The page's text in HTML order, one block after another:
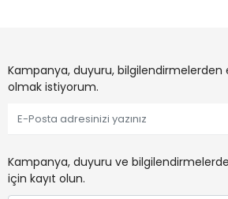
Kampanya, duyuru,
olmak istiyorum.
Kampanya, duyuru ve
için kayıt olun.